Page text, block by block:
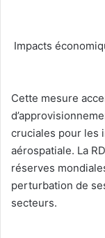
Impacts
‎Cette mesure
cruciales pour les
aérospatiale. La
réserves
perturbation de
secteurs.